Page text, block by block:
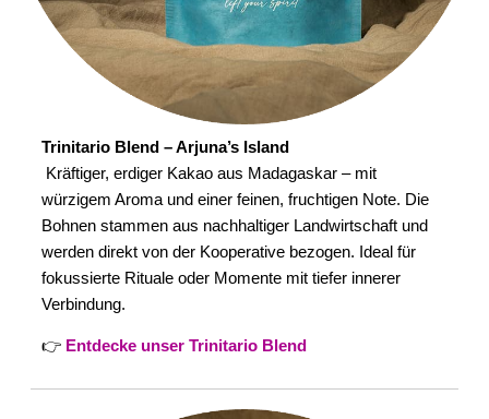
Trinitario Blend – Arjuna’s Island
Kräftiger, erdiger Kakao aus Madagaskar – mit
würzigem Aroma und einer feinen, fruchtigen Note. Die
Bohnen stammen aus nachhaltiger Landwirtschaft und
werden direkt von der Kooperative bezogen. Ideal für
fokussierte Rituale oder Momente mit tiefer innerer
Verbindung.
👉 Entdecke unser Trinitario Blend